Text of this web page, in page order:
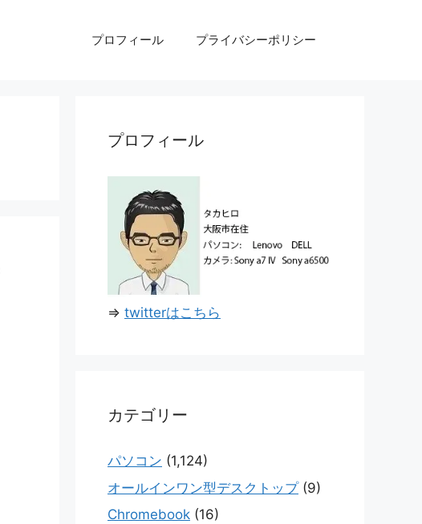
プロフィール プライバシーポリシー
プロフィール
⇒ twitterはこちら
カテゴリー
パソコン (1,124)
オールインワン型デスクトップ(9)
Chromebook (16)